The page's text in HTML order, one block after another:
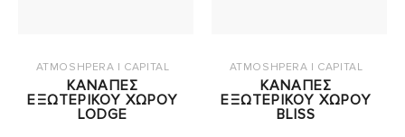
ATMOSHPERA | CAPITAL
ΚΑΝΑΠΕΣ
ΕΞΩΤΕΡΙΚΟΥ ΧΩΡΟΥ
LODGE
ATMOSHPERA | CAPITAL
ΚΑΝΑΠΕΣ
ΕΞΩΤΕΡΙΚΟΥ ΧΩΡΟΥ
BLISS